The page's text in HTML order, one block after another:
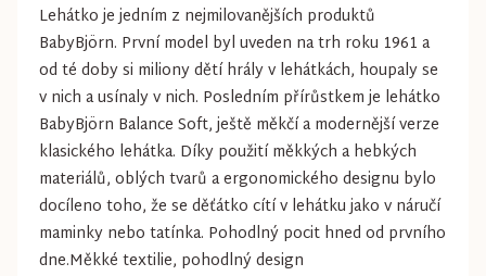
Lehátko je jedním z nejmilovanějších produktů
BabyBjörn. První model byl uveden na trh roku 1961 a
od té doby si miliony dětí hrály v lehátkách, houpaly se
v nich a usínaly v nich. Posledním přírůstkem je lehátko
BabyBjörn Balance Soft, ještě měkčí a modernější verze
klasického lehátka. Díky použití měkkých a hebkých
materiálů, oblých tvarů a ergonomického designu bylo
docíleno toho, že se děťátko cítí v lehátku jako v náručí
maminky nebo tatínka. Pohodlný pocit hned od prvního
dne.Měkké textilie, pohodlný design